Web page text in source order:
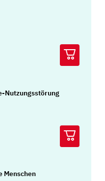
Nutzungsstörung
Menschen